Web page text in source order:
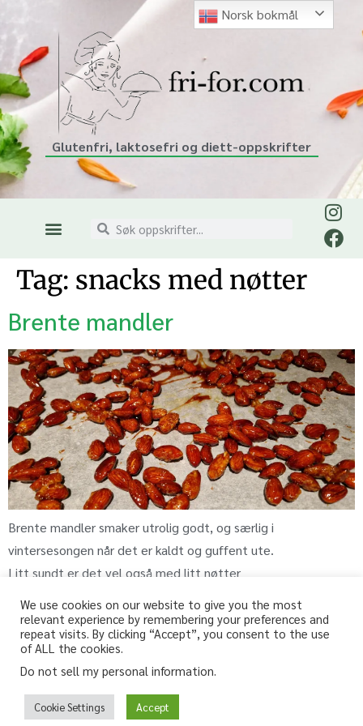
Glutenfri, laktosefri og diett-oppskrifter
Tag: snacks med nøtter
Brente mandler
Brente mandler smaker utrolig godt, og særlig i
vintersesongen når det er kaldt og guffent ute.
Litt sundt er det vel også med litt nøtter
fri-for.no
Glutenfri, melkefri og andre «fri for» oppskrifter
Glutenfree, lactosefree and other “free from” recipes
We use cookies on our website to give you the most
relevant experience by remembering your preferences and
repeat visits. By clicking “Accept”, you consent to the use
of ALL the cookies.
Do not sell my personal information.
Cookie Settings Accept
Norsk bokmål